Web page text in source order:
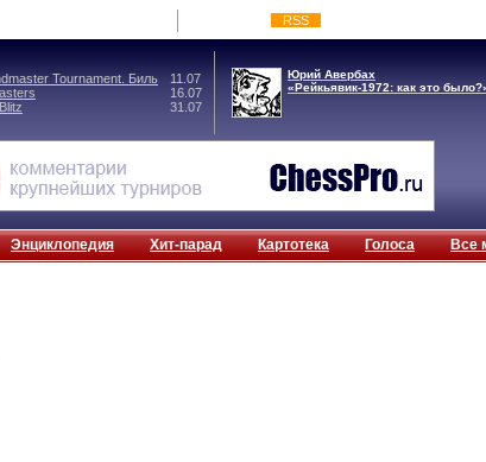
RSS
Tournament. Биль
11.07
16.07
31.07
Юрий Авербах
«Рейкьявик-1972: как это
Энциклопедия Хит-парад Картотека Голоса Все